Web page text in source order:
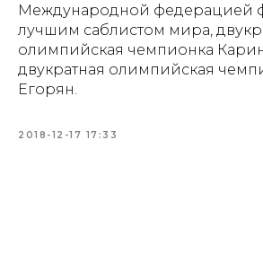
Международной федерацией
лучшим саблистом мира,
олимпийская чемпионка
двукратная олимпийская
Егорян.
2018-12-17 17:33